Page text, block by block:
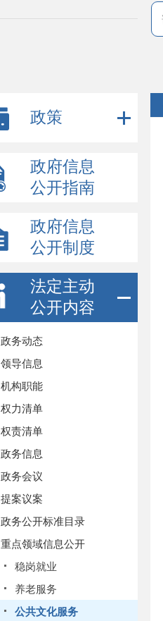
政策
政府信息
公开指南
政府信息
公开制度
法定主动
公开内容
政务动态
领导信息
机构职能
权力清单
权责清单
政务信息
政务会议
提案议案
政务公开标准目录
重点领域信息公开
稳岗就业
养老服务
公共文化服务